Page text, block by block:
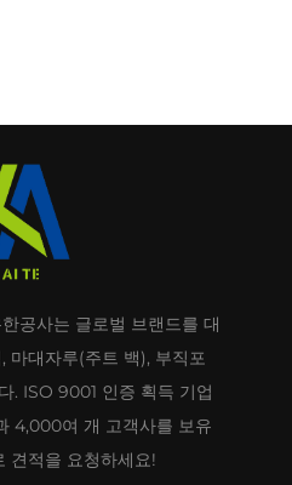
공사는 글로벌 브랜드를 대
마대자루(주트 백), 부직포
. ISO 9001 인증 획득 기업
4,000여 개 고객사를 보유
견적을 요청하세요!